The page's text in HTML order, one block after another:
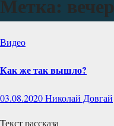
Метка: вечер
Видео
Как же так вышло?
03.08.2020Николай Довгай
Текст рассказа